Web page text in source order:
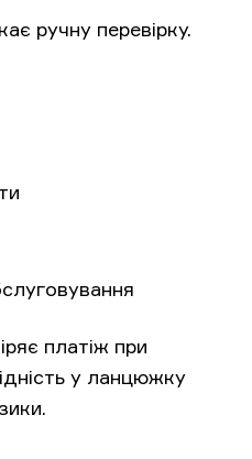
ручну перевірку.
платіж при
у ланцюжку